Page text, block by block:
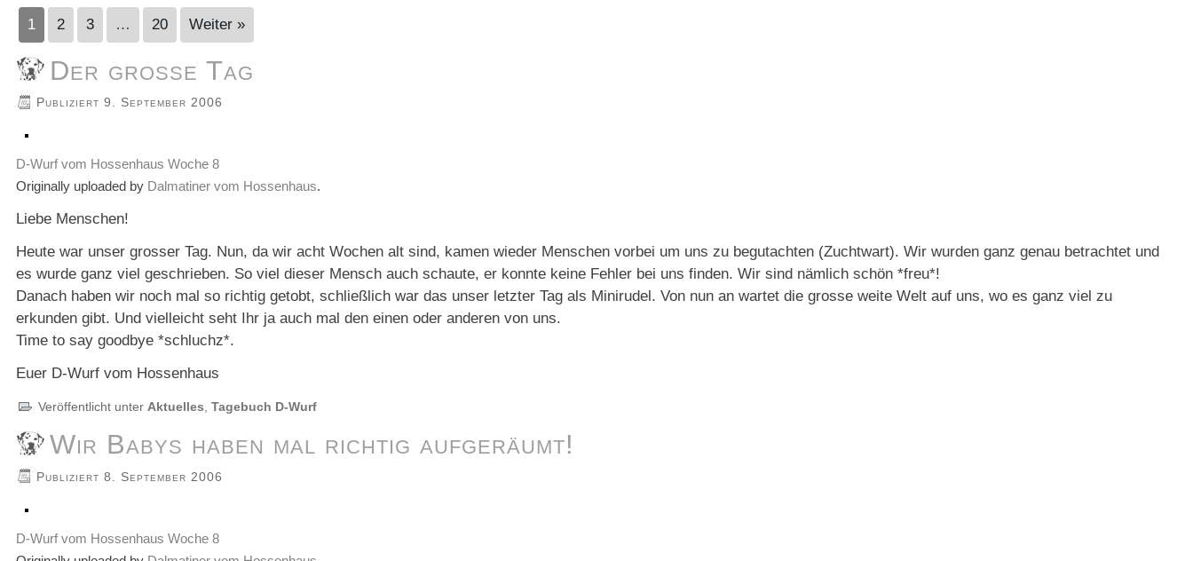
1 2 3 … 20 Weiter »
Der grosse Tag
Publiziert 9. September 2006
D-Wurf vom Hossenhaus Woche 8
Originally uploaded by Dalmatiner vom Hossenhaus.
Liebe Menschen!
Heute war unser grosser Tag. Nun, da wir acht Wochen alt sind, kamen wieder Menschen vorbei um uns zu begutachten (Zuchtwart). Wir wurden ganz genau betrachtet und
es wurde ganz viel geschrieben. So viel dieser Mensch auch schaute, er konnte keine Fehler bei uns finden. Wir sind nämlich schön *freu*!
Danach haben wir noch mal so richtig getobt, schließlich war das unser letzter Tag als Minirudel. Von nun an wartet die grosse weite Welt auf uns, wo es ganz viel zu
erkunden gibt. Und vielleicht seht Ihr ja auch mal den einen oder anderen von uns.
Time to say goodbye *schluchz*.
Euer D-Wurf vom Hossenhaus
Veröffentlicht unter Aktuelles,Tagebuch D-Wurf
Wir Babys haben mal richtig aufgeräumt!
Publiziert 8. September 2006
D-Wurf vom Hossenhaus Woche 8